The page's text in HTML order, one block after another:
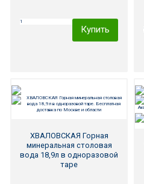
Купить
ХВАЛОВСКАЯ Горная
минеральная столовая
вода 18,9л в одноразовой
таре